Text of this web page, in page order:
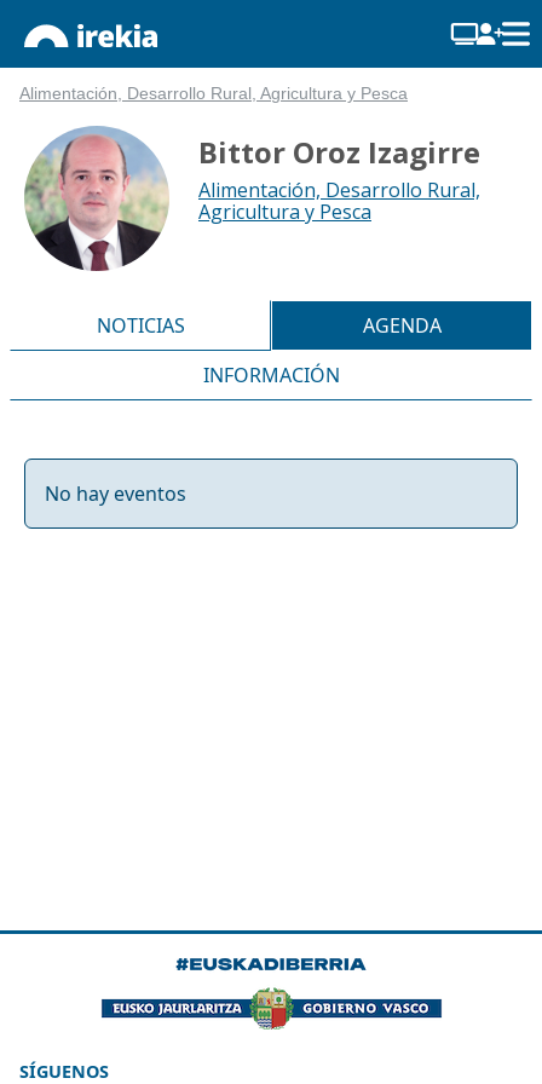
Alimentación, Desarrollo Rural, Agricultura y Pesca
Bittor Oroz Izagirre
Alimentación, Desarrollo Rural,
Agricultura y Pesca
NOTICIAS
AGENDA
INFORMACIÓN
No hay eventos
SÍGUENOS